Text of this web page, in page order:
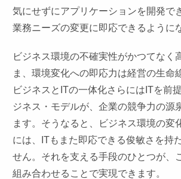
気にせずにアプリケーションを開発で
業務ニーズの変更に即応できるように
ビジネス環境の不確実性がかつてなく
ま、環境変化への即応力は経営の生命
ビジネスとITの一体化さらにはITを前
ジネス・モデルが、企業の競争力の源
ます。そうなると、ビジネス環境の変
には、ITもまた即応できる俊敏さを持
せん。それを支える手段のひとつが、
組み合わせることで実現できます。